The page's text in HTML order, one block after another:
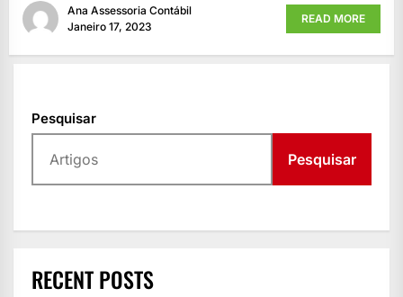
Ana Assessoria Contábil
Janeiro 17, 2023
READ MORE
Pesquisar
Pesquisar
RECENT POSTS